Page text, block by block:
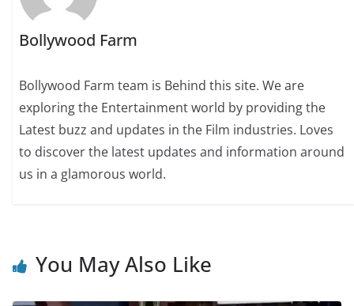
Bollywood Farm
Bollywood Farm team is Behind this site. We are
exploring the Entertainment world by providing the
Latest buzz and updates in the Film industries. Loves
to discover the latest updates and information around
us in a glamorous world.
You May Also Like